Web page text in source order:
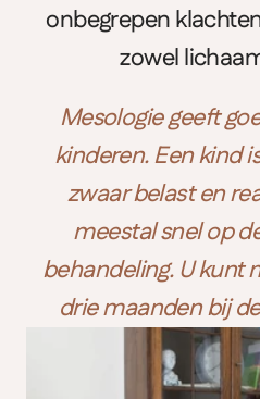
onbegrepen
zowel
Mesologie geeft
kinderen. Een kind
zwaar belast en
meestal snel op
behandeling. U kunt
drie maanden bij